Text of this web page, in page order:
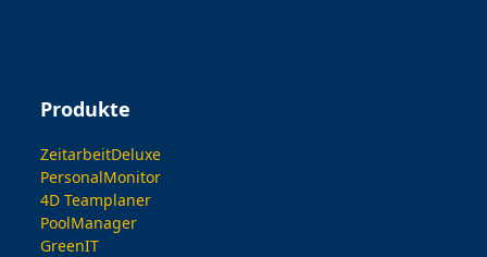
Produkte
ZeitarbeitDeluxe
PersonalMonitor
4D Teamplaner
PoolManager
GreenIT